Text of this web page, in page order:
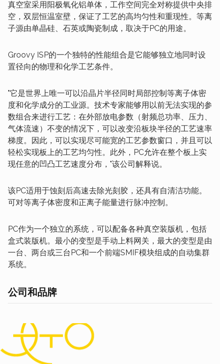
真空室采用阳极氧化铝单体，工作空间完全对称提供中央排
空，双层恒温室壁，保证了工艺的高均匀性和重现性。等离
子源由单晶硅、石英或陶瓷制成，取决于PC的用途。
Groovy ISP的一个独特的性能组合是它能够独立地同时设
置径向的物理和化学工艺条件。
"它是世界上唯一可以沿晶片半径同时局部控制等离子体密
度和化学成分的工业源。技术专家能够用以前无法实现的参
数组合来进行工艺：在外部放电参数（射频总功率、压力、
气体流速）不变的情况下，可以改变沿板块半径的工艺速率
梯度。因此，可以实现尽可能宽的工艺参数窗口，并且可以
轻松实现板上的工艺均匀性。此外，PC允许在整个板上实
现任意的凹凸工艺速度分布，"该公司解释说。
该PC适用于蚀刻后高速去除光刻胶，还具有自清洁功能。
可对等离子体密度和正离子能量进行脉冲控制。
PC作为一个独立的系统，可以配备各种真空装版机，包括
盒式装版机。最小的变型是手动上料网关，最大的变型是由
一台、两台或三台PC和一个前端SMIF模块组成的自动集群
系统。
公司和品牌